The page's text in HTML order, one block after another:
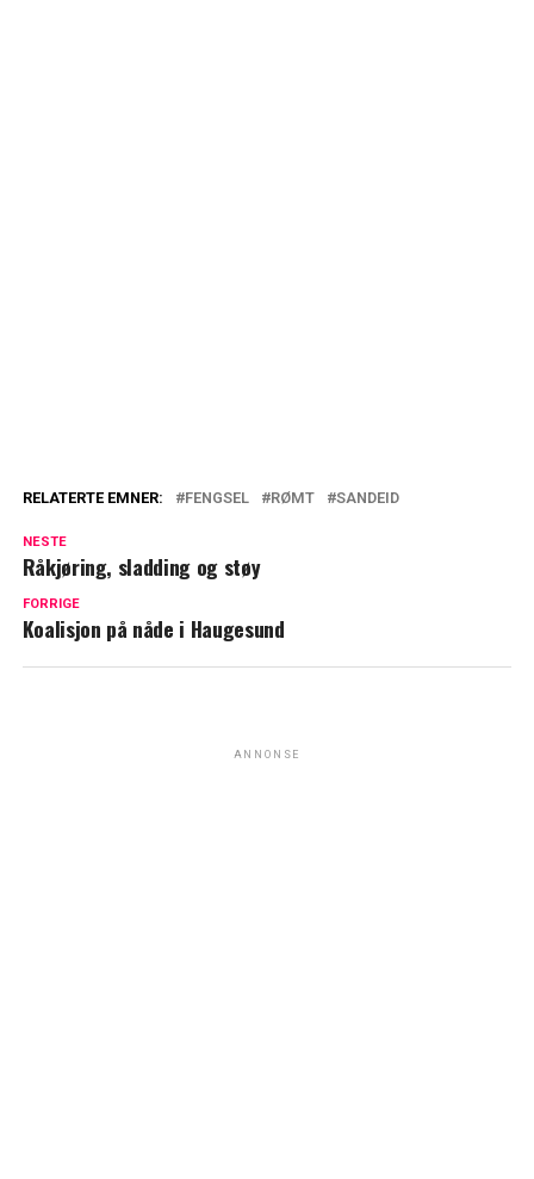
RELATERTE EMNER: FENGSEL RØMT SANDEID
NESTE
Råkjøring, sladding og støy
FORRIGE
Koalisjon på nåde i Haugesund
ANNONSE